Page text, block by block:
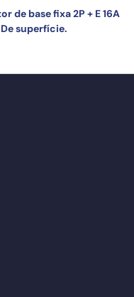
de base fixa 2P + E 16A
De superfície.